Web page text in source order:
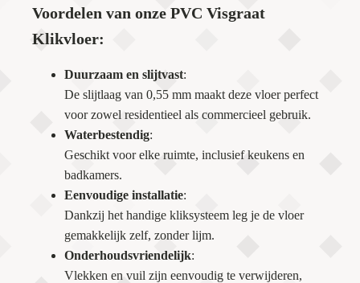
Voordelen van onze PVC Visgraat
Klikvloer:
Duurzaam en slijtvast:
De slijtlaag van 0,55 mm maakt deze vloer perfect
voor zowel residentieel als commercieel gebruik.
Waterbestendig:
Geschikt voor elke ruimte, inclusief keukens en
badkamers.
Eenvoudige installatie:
Dankzij het handige kliksysteem leg je de vloer
gemakkelijk zelf, zonder lijm.
Onderhoudsvriendelijk:
Vlekken en vuil zijn eenvoudig te verwijderen,